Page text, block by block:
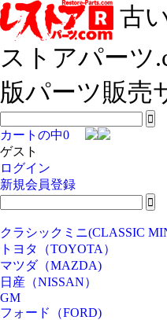
古
ストアパー
版パーツ販売
カートの中0
ゲスト
ログイン
新規会員登録
クラシックミニ(CLASSIC
トヨタ（TOYOTA）
マツダ（MAZDA)
日産（NISSAN）
GM
フォード（FORD)